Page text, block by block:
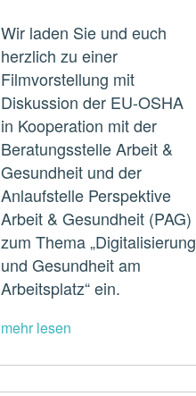
Wir laden Sie und euch
herzlich zu einer
Filmvorstellung mit
Diskussion der EU-OSHA
in Kooperation mit der
Beratungsstelle Arbeit &
Gesundheit und der
Anlaufstelle Perspektive
Arbeit & Gesundheit (PAG)
zum Thema „Digitalisierung
und Gesundheit am
Arbeitsplatz“ ein.